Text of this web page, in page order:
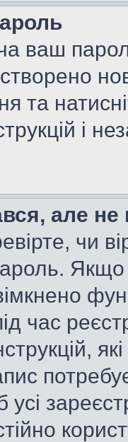
ваш
та
і
але
чи
час